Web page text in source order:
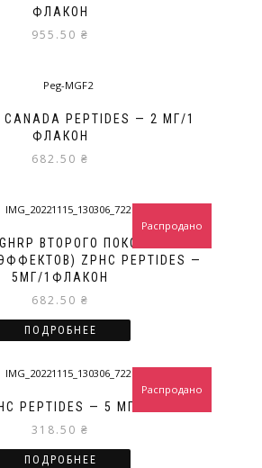
ФЛАКОН
955.50 ₴
CANADA PEPTIDES — 2 МГ/1
ФЛАКОН
682.50 ₴
ВТОРОГО ПОКОЛЕНИЯ БЕЗ
ZPHC PEPTIDES —
5МГ/1ФЛАКОН
682.50 ₴
Распродано
ПОДРОБНЕЕ
PEPTIDES — 5 МГ/1 ФЛАКОН
318.50 ₴
Распродано
ПОДРОБНЕЕ